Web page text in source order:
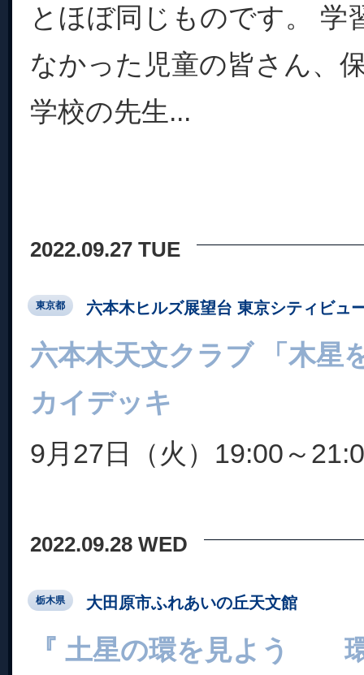
とほぼ同じものです。 学
なかった児童の皆さん、
学校の先生...
2022.09.27 TUE
東京都 六本木ヒルズ展望台 東京シティビュ
六本木天文クラブ 「木星
カイデッキ
9月27日（火）19:00～
2022.09.28 WED
栃木県 大田原市ふれあいの丘天文館
『 土星の環を見よう